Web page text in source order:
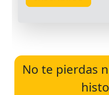
No te pierdas